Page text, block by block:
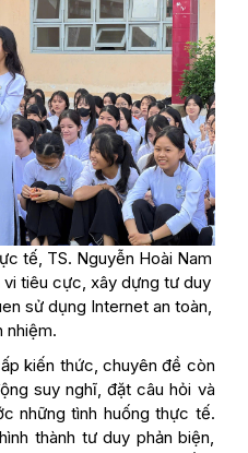
tế, TS. Nguyễn Hoài Nam
vi tiêu cực, xây dựng tư duy
sử dụng Internet an toàn,
nhiệm.
kiến thức, chuyên đề còn
suy nghĩ, đặt câu hỏi và
những tình huống thực tế.
thành tư duy phản biện,